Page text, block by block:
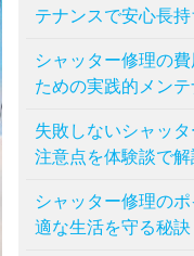
テナンスで安心長
シャッター修理の
ための実践的メン
失敗しないシャッ
注意点を体験談で解
シャッター修理の
適な生活を守る秘訣